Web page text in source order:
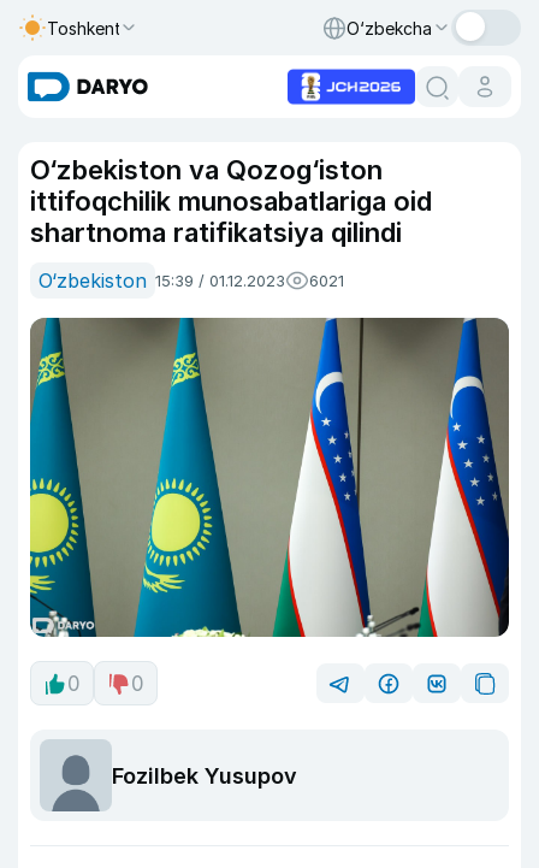
Toshkent O‘zbekcha
O‘zbekiston va Qozog‘iston
ittifoqchilik munosabatlariga oid
shartnoma ratifikatsiya qilindi
O‘zbekiston 15:39 / 01.12.2023 6021
0 0
Fozilbek Yusupov